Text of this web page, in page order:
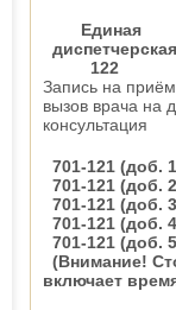
Единая
диспетчерская
122
Запись на приём
вызов врача на
консультация
701-121 (доб.
701-121 (доб.
701-121 (доб.
701-121 (доб.
701-121 (доб.
(Внимание!
включает